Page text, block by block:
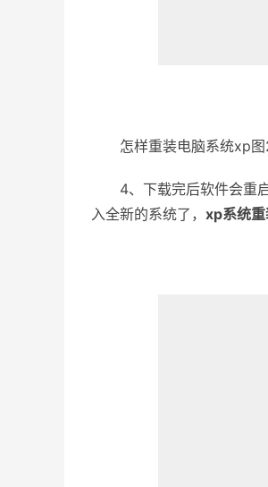
怎样重装电脑系统xp图
4、下载完后软件会重启
入全新的系统了， xp系统